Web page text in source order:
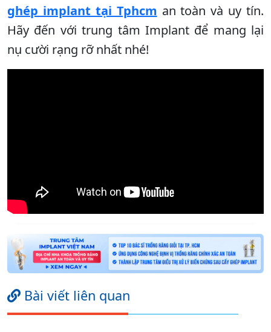
ghép implant tại Tphcm an toàn và uy tín.
Hãy đến với trung tâm Implant để mang lại
nụ cười rạng rỡ nhất nhé!
Bài viết liên quan